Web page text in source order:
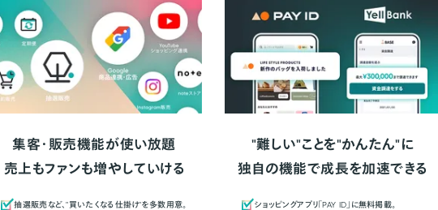
集客・販売機能が使い放題
売上もファンも増やしていける
抽選販売など、"買いたくなる仕掛け"を多数用意。
"難しい"ことを"かんたん"に
独自の機能で成長を加速できる
ショッピングアプリ「PAY ID」に無料掲載。